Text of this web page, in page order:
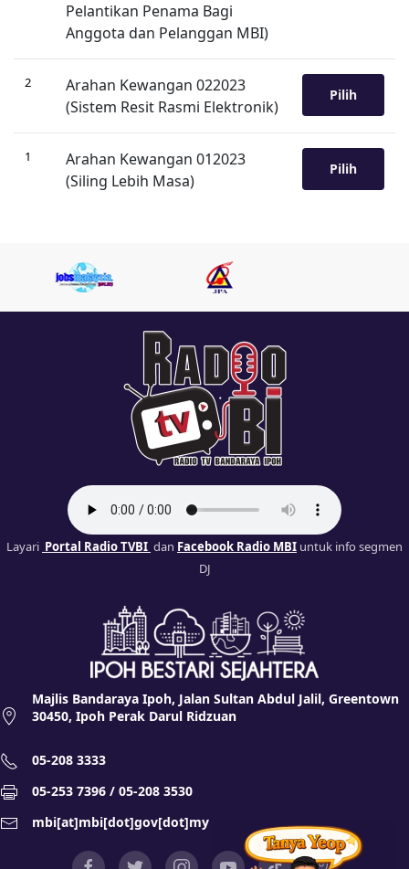
Pelantikan Penama Bagi
Anggota dan Pelanggan MBI)
2
Arahan Kewangan 022023
(Sistem Resit Rasmi Elektronik)
Pilih
1
Arahan Kewangan 012023
(Siling Lebih Masa)
Pilih
Layari Portal Radio TVBI dan Facebook Radio MBI untuk info segmen
DJ
Majlis Bandaraya Ipoh, Jalan Sultan Abdul Jalil, Greentown
30450, Ipoh Perak Darul Ridzuan
05-208 3333
05-253 7396 / 05-208 3530
mbi[at]mbi[dot]gov[dot]my